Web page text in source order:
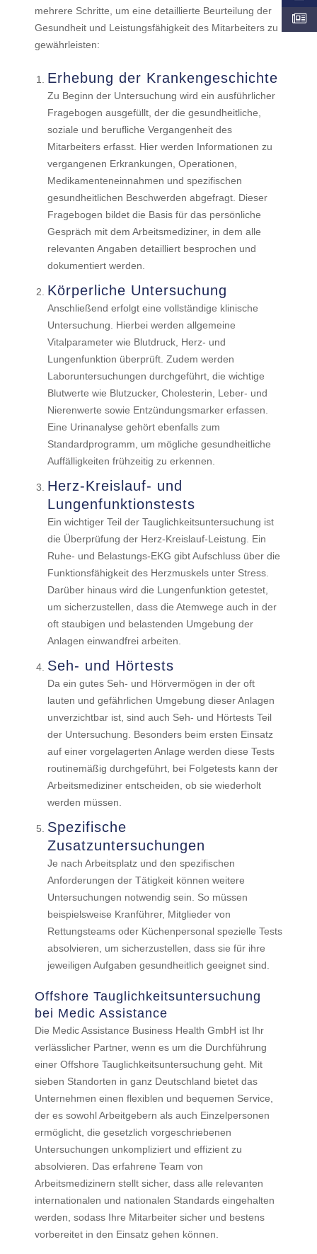
mehrere Schritte, um eine detaillierte Beurteilung der
Gesundheit und Leistungsfähigkeit des Mitarbeiters zu
gewährleisten:
Erhebung der Krankengeschichte
Zu Beginn der Untersuchung wird ein ausführlicher
Fragebogen ausgefüllt, der die gesundheitliche,
soziale und berufliche Vergangenheit des
Mitarbeiters erfasst. Hier werden Informationen zu
vergangenen Erkrankungen, Operationen,
Medikamenteneinnahmen und spezifischen
gesundheitlichen Beschwerden abgefragt. Dieser
Fragebogen bildet die Basis für das persönliche
Gespräch mit dem Arbeitsmediziner, in dem alle
relevanten Angaben detailliert besprochen und
dokumentiert werden.
Körperliche Untersuchung
Anschließend erfolgt eine vollständige klinische
Untersuchung. Hierbei werden allgemeine
Vitalparameter wie Blutdruck, Herz- und
Lungenfunktion überprüft. Zudem werden
Laboruntersuchungen durchgeführt, die wichtige
Blutwerte wie Blutzucker, Cholesterin, Leber- und
Nierenwerte sowie Entzündungsmarker erfassen.
Eine Urinanalyse gehört ebenfalls zum
Standardprogramm, um mögliche gesundheitliche
Auffälligkeiten frühzeitig zu erkennen.
Herz-Kreislauf- und
Lungenfunktionstests
Ein wichtiger Teil der Tauglichkeitsuntersuchung ist
die Überprüfung der Herz-Kreislauf-Leistung. Ein
Ruhe- und Belastungs-EKG gibt Aufschluss über die
Funktionsfähigkeit des Herzmuskels unter Stress.
Darüber hinaus wird die Lungenfunktion getestet,
um sicherzustellen, dass die Atemwege auch in der
oft staubigen und belastenden Umgebung der
Anlagen einwandfrei arbeiten.
Seh- und Hörtests
Da ein gutes Seh- und Hörvermögen in der oft
lauten und gefährlichen Umgebung dieser Anlagen
unverzichtbar ist, sind auch Seh- und Hörtests Teil
der Untersuchung. Besonders beim ersten Einsatz
auf einer vorgelagerten Anlage werden diese Tests
routinemäßig durchgeführt, bei Folgetests kann der
Arbeitsmediziner entscheiden, ob sie wiederholt
werden müssen.
Spezifische
Zusatzuntersuchungen
Je nach Arbeitsplatz und den spezifischen
Anforderungen der Tätigkeit können weitere
Untersuchungen notwendig sein. So müssen
beispielsweise Kranführer, Mitglieder von
Rettungsteams oder Küchenpersonal spezielle Tests
absolvieren, um sicherzustellen, dass sie für ihre
jeweiligen Aufgaben gesundheitlich geeignet sind.
Offshore Tauglichkeitsuntersuchung
bei Medic Assistance
Die Medic Assistance Business Health GmbH ist Ihr
verlässlicher Partner, wenn es um die Durchführung
einer Offshore Tauglichkeitsuntersuchung geht. Mit
sieben Standorten in ganz Deutschland bietet das
Unternehmen einen flexiblen und bequemen Service,
der es sowohl Arbeitgebern als auch Einzelpersonen
ermöglicht, die gesetzlich vorgeschriebenen
Untersuchungen unkompliziert und effizient zu
absolvieren. Das erfahrene Team von
Arbeitsmedizinern stellt sicher, dass alle relevanten
internationalen und nationalen Standards eingehalten
werden, sodass Ihre Mitarbeiter sicher und bestens
vorbereitet in den Einsatz gehen können.